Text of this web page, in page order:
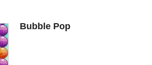
Bubble Pop